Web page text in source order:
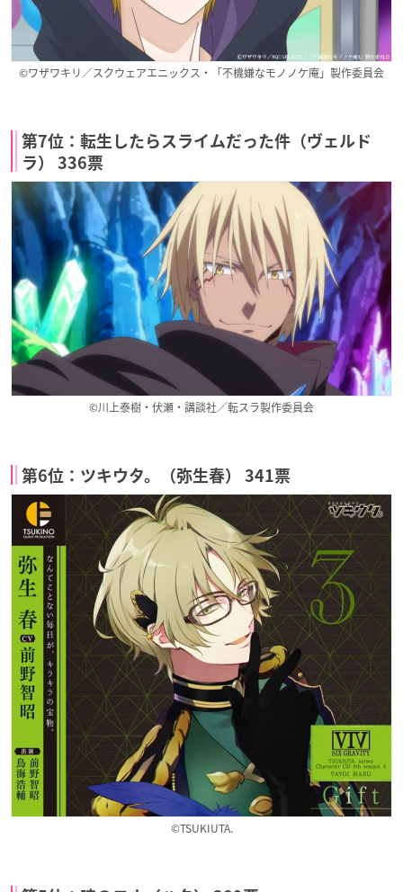
©ワザワキリ／スクウェアエニックス・「不機嫌なモノノケ庵」製作委員会
第7位：転生したらスライムだった件（ヴェルド
ラ） 336票
©川上泰樹・伏瀬・講談社／転スラ製作委員会
第6位：ツキウタ。（弥生春） 341票
©TSUKIUTA.